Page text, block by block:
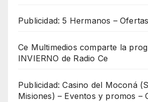
Publicidad: 5 Hermanos –
Ce Multimedios comparte la
INVIERNO de Radio Ce
Publicidad: Casino del Moconá
Misiones) – Eventos y promos –